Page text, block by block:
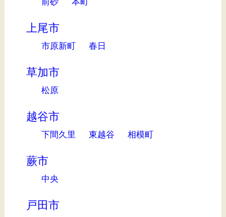
上尾市
市原新町 春日
草加市
松原
越谷市
下間久里 東越谷 相模町
蕨市
中央
戸田市